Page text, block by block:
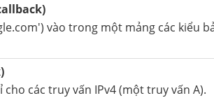
vào trong một mảng các kiểu
các truy vấn IPv4 (một truy vấn A).